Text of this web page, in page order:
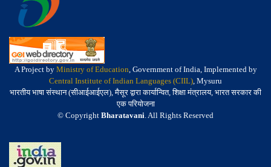
A Project by Ministry of Education, Government of India, Implemented by
Central Institute of Indian Languages (CIIL), Mysuru
भारतीय भाषा संस्थान (सीआईआईएल), मैसूर द्वारा कार्यान्वित, शिक्षा मंत्रालय, भारत सरकार की
एक परियोजना
© Copyright Bharatavani. All Rights Reserved